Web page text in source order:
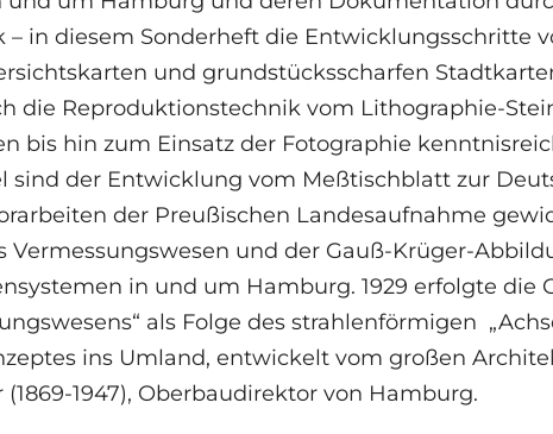
in diesem Sonderheft die Entwicklungsschritte
und grundstücksscharfen
die Reproduktionstechnik vom Lithographie-
bis hin zum Einsatz der Fotographie
sind der Entwicklung vom Meßtischblatt zur
der Preußischen Landesaufnahme
und der Gauß-Krüger-
in und um Hamburg. 1929 erfolgte die
als Folge des strahlenförmigen
ins Umland, entwickelt vom großen
1947), Oberbaudirektor von Hamburg.